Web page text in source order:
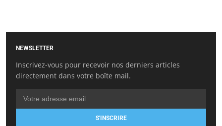
NEWSLETTER
Inscrivez-vous pour recevoir nos derniers articles
directement dans votre boîte mail.
S'INSCRIRE